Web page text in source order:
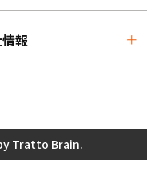
報
Tratto Brain.